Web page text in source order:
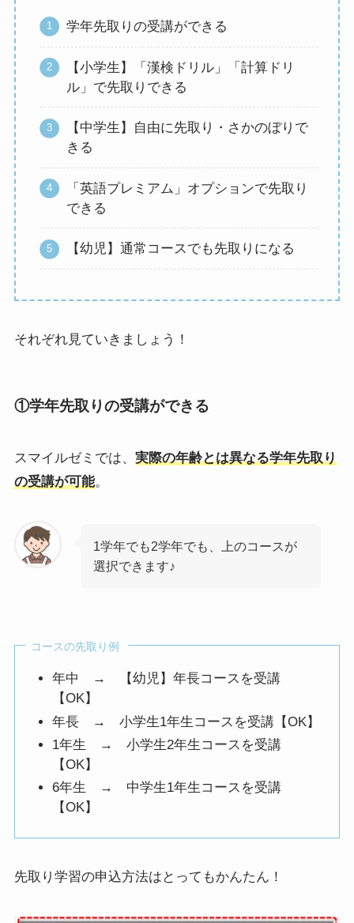
学年先取りの受講ができる
【小学生】「漢検ドリル」「計算ドリ
ル」で先取りできる
【中学生】自由に先取り・さかのぼりで
きる
「英語プレミアム」オプションで先取り
できる
【幼児】通常コースでも先取りになる
それぞれ見ていきましょう！
①学年先取りの受講ができる
スマイルゼミでは、 実際の年齢とは異なる学年先取り
の受講が可能。
1学年でも2学年でも、上のコースが
選択できます♪
コースの先取り例
年中 → 【幼児】年長コースを受講
【OK】
年長 → 小学生1年生コースを受講【OK】
1年生 → 小学生2年生コースを受講
【OK】
6年生 → 中学生1年生コースを受講
【OK】
先取り学習の申込方法はとってもかんたん！